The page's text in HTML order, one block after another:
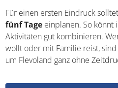
Für einen ersten Eindruck
fünf Tage einplanen. So könnt
Aktivitäten gut kombinieren.
wollt oder mit Familie reist,
um Flevoland ganz ohne